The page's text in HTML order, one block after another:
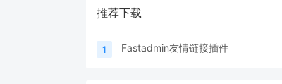
推荐下载
1 Fastadmin友情链接插件